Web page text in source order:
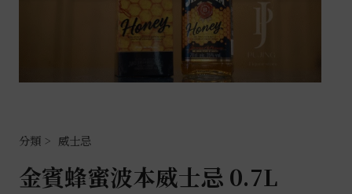
威士忌
金賓蜂蜜波本威士忌 0.7L